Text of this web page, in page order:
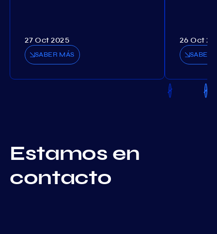
27 Oct 2025
SABER MÁS
26 Oct
SABER
Estamos en
contacto